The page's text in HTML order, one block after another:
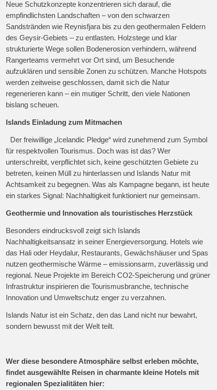
Neue Schutzkonzepte konzentrieren sich darauf, die
empfindlichsten Landschaften – von den schwarzen
Sandstränden wie Reynisfjara bis zu den geothermalen Feldern
des Geysir-Gebiets – zu entlasten. Holzstege und klar
strukturierte Wege sollen Bodenerosion verhindern, während
Rangerteams vermehrt vor Ort sind, um Besuchende
aufzuklären und sensible Zonen zu schützen. Manche Hotspots
werden zeitweise geschlossen, damit sich die Natur
regenerieren kann – ein mutiger Schritt, den viele Nationen
bislang scheuen.
Islands Einladung zum Mitmachen
Der freiwillige „Icelandic Pledge“ wird zunehmend zum Symbol
für respektvollen Tourismus. Doch was ist das? Wer
unterschreibt, verpflichtet sich, keine geschützten Gebiete zu
betreten, keinen Müll zu hinterlassen und Islands Natur mit
Achtsamkeit zu begegnen. Was als Kampagne begann, ist heute
ein starkes Signal: Nachhaltigkeit funktioniert nur gemeinsam.
Geothermie und Innovation als touristisches Herzstück
Besonders eindrucksvoll zeigt sich Islands
Nachhaltigkeitsansatz in seiner Energieversorgung. Hotels wie
das Hali oder Heydalur, Restaurants, Gewächshäuser und Spas
nutzen geothermische Wärme – emissionsarm, zuverlässig und
regional. Neue Projekte im Bereich CO2-Speicherung und grüner
Infrastruktur inspirieren die Tourismusbranche, technische
Innovation und Umweltschutz enger zu verzahnen.
Islands Natur ist ein Schatz, den das Land nicht nur bewahrt,
sondern bewusst mit der Welt teilt.
Wer diese besondere Atmosphäre selbst erleben möchte,
findet ausgewählte Reisen in charmante kleine Hotels mit
regionalen Spezialitäten hier: